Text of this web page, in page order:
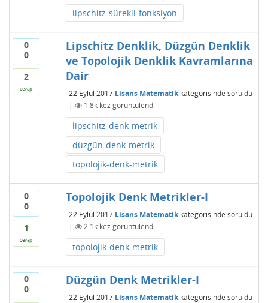
lipschitz-sürekli-fonksiyon
0
0
2
cevap
Lipschitz Denklik, Düzgün Denklik
ve Topolojik Denklik Kavramlarına
Dair
22 Eylül 2017 Lisans Matematikkategorisinde soruldu
|
1.8kkez görüntülendi
lipschitz-denk-metrik
düzgün-denk-metrik
topolojik-denk-metrik
0
0
1
cevap
Topolojik Denk Metrikler-I
22 Eylül 2017 Lisans Matematikkategorisinde soruldu
|
2.1kkez görüntülendi
topolojik-denk-metrik
0
0
Düzgün Denk Metrikler-I
22 Eylül 2017 Lisans Matematikkategorisinde soruldu